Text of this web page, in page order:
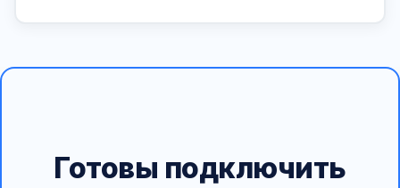
Готовы подключить